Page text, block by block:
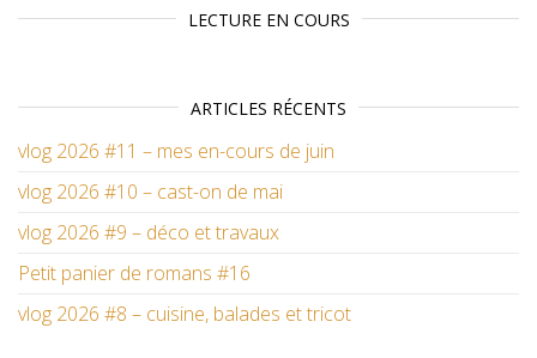
LECTURE EN COURS
ARTICLES RÉCENTS
vlog 2026 #11 – mes en-cours de juin
vlog 2026 #10 – cast-on de mai
vlog 2026 #9 – déco et travaux
Petit panier de romans #16
vlog 2026 #8 – cuisine, balades et tricot